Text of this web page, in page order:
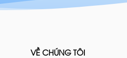
VỀ CHÚNG TÔI